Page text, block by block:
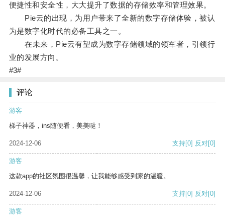
便捷性和安全性，大大提升了数据的存储效率和管理效果。
Pie云的出现，为用户带来了全新的数字存储体验，被认
为是数字化时代的必备工具之一。
在未来，Pie云有望成为数字存储领域的领军者，引领行
业的发展方向。
#3#
评论
游客
梯子神器，ins随便看，美美哒！
2024-12-06 支持[0] 反对[0]
游客
这款app的社区氛围很温馨，让我能够感受到家的温暖。
2024-12-06 支持[0] 反对[0]
游客